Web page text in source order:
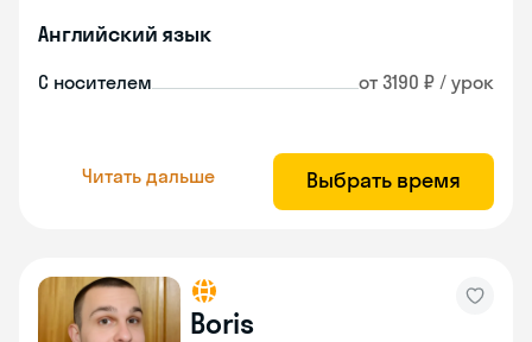
Английский язык
С носителем от 3190 ₽ / урок
Читать дальше Выбрать время
Boris